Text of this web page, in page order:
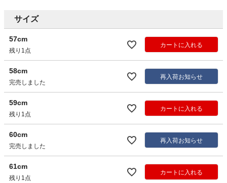
サイズ
57cm
残り1点
カートに入れる
58cm
完売しました
再入荷お知らせ
59cm
残り1点
カートに入れる
60cm
完売しました
再入荷お知らせ
61cm
残り1点
カートに入れる